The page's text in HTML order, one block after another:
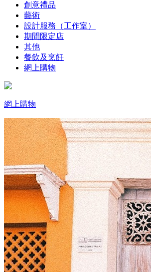
創意禮品
藝術
設計服務（工作室）
期間限定店
其他
餐飲及烹飪
網上購物
網上購物